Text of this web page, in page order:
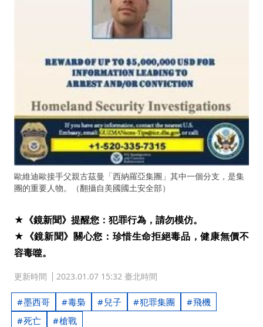
歐維迪歐接手父親古茲曼「西納羅亞集團」其中一個分支，是集
團的重要人物。（翻攝自美國國土安全部）
★《鏡新聞》提醒您：犯罪行為，請勿模仿。
★《鏡新聞》關心您：珍惜生命拒絕毒品，健康無價不
容毒噬。
更新時間 2023.01.07 15:32 臺北時間
墨西哥 毒梟 兒子 犯罪集團
飛機
死亡
槍戰